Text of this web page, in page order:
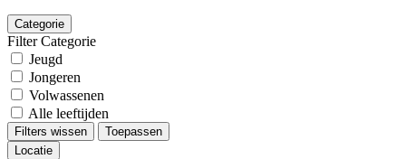
Categorie
Filter Categorie
Jeugd
Jongeren
Volwassenen
Alle leeftijden
Filters wissen
Toepassen
Locatie